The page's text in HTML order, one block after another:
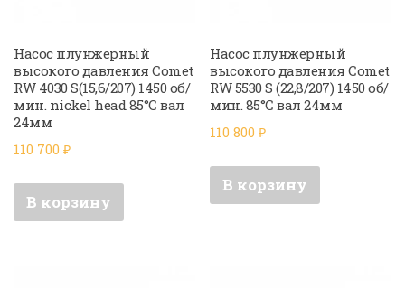
Насос плунжерный
высокого давления Comet
RW 4030 S(15,6/207) 1450 об/
мин. nickel head 85°C вал
24мм
110 700 ₽
В корзину
Насос плунжерный
высокого давления Comet
RW 5530 S (22,8/207) 1450 об/
мин. 85°C вал 24мм
110 800₽
В корзину